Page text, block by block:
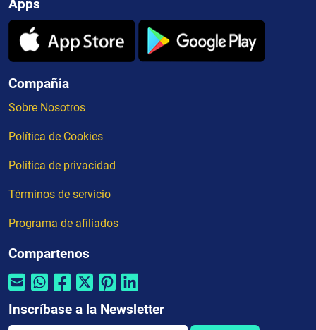
Apps
Compañia
Sobre Nosotros
Política de Cookies
Política de privacidad
Términos de servicio
Programa de afiliados
Compartenos
Inscríbase a la Newsletter